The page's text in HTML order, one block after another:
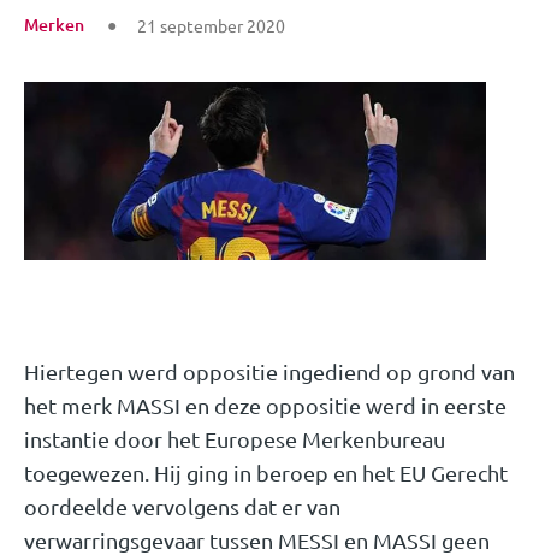
Merken 21 september 2020
Hiertegen werd oppositie ingediend op grond van
het merk MASSI en deze oppositie werd in eerste
instantie door het Europese Merkenbureau
toegewezen. Hij ging in beroep en het EU Gerecht
oordeelde vervolgens dat er van
verwarringsgevaar tussen MESSI en MASSI geen